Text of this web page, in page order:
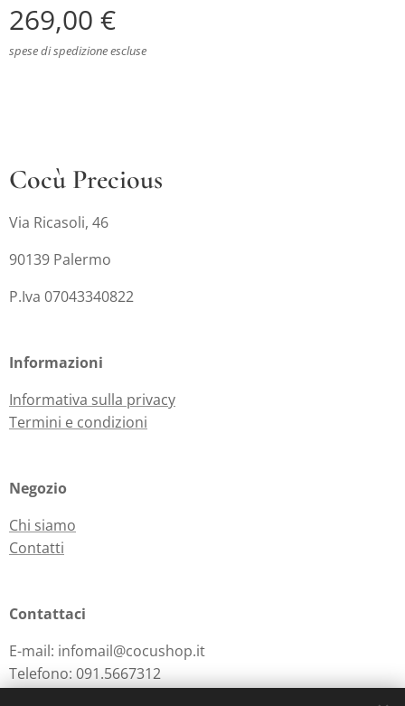
269,00 €
spese di spedizione escluse
Cocù Precious
Via Ricasoli, 46
90139 Palermo
P.Iva 07043340822
Informazioni
Informativa sulla privacy
Termini e condizioni
Negozio
Chi siamo
Contatti
Contattaci
E-mail: infomail@cocushop.it
Telefono: 091.5667312